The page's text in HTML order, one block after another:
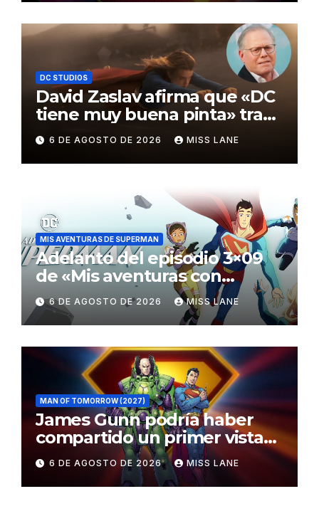
DC STUDIOS
David Zaslav afirma que «DC
tiene muy buena pinta» tras
el fracaso de «Supergirl»
6 DE AGOSTO DE 2026 MISS LANE
MIS AVENTURAS DE SUPERMAN
Adelanto del episodio 3×09
de «Mis aventuras con
Superman»
6 DE AGOSTO DE 2026 MISS LANE
MAN OF TOMORROW (2027)
James Gunn podría haber
compartido un primer vistazo
al traje de Brainiac
6 DE AGOSTO DE 2026 MISS LANE